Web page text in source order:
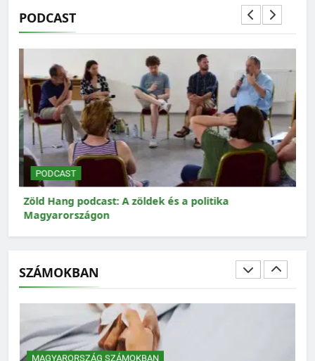
PODCAST
PODCAST
Zöld Hang podcast: A zöldek és a politika
Magyarországon
SZÁMOKBAN
MAGYARORSZÁG SZÁMOKBAN
Magyarország számokban: Fogyasztási lábnyom
MAGYARORSZÁG SZÁMOKBAN
Magyarország számokban: Elkerülhető halálozások